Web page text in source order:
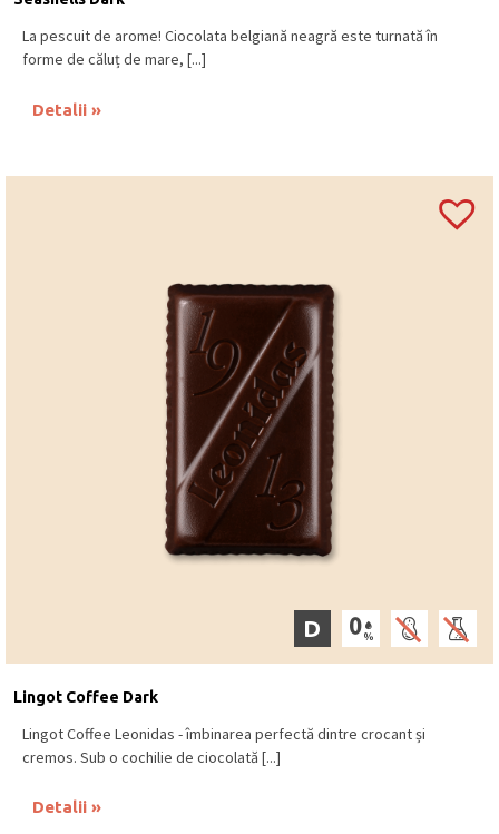
La pescuit de arome! Ciocolata belgiană neagră este turnată în
forme de căluț de mare, [...]
Detalii
D
Lingot Coffee Dark
Lingot Coffee Leonidas - îmbinarea perfectă dintre crocant și
cremos. Sub o cochilie de ciocolată [...]
Detalii